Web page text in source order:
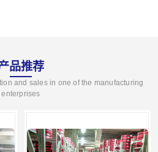
品推荐
and sales in one of the manufacturing
enterprises